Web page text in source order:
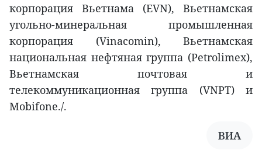
корпорация Вьетнама (EVN), Вьетнамская
угольно-минеральная промышленная
корпорация (Vinacomin), Вьетнамская
национальная нефтяная группа (Petrolimex),
Вьетнамская почтовая и
телекоммуникационная группа (VNPT) и
Mobifone./.
ВИА